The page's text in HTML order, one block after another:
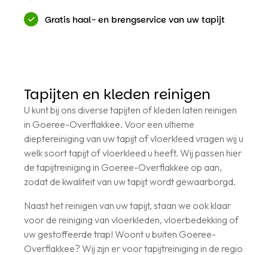
Gratis haal- en brengservice van uw tapijt
Tapijten en kleden reinigen
U kunt bij ons diverse tapijten of kleden laten reinigen
in Goeree-Overflakkee. Voor een ultieme
dieptereiniging van uw tapijt of vloerkleed vragen wij u
welk soort tapijt of vloerkleed u heeft. Wij passen hier
de tapijtreiniging in Goeree-Overflakkee op aan,
zodat de kwaliteit van uw tapijt wordt gewaarborgd.
Naast het reinigen van uw tapijt, staan we ook klaar
voor de reiniging van vloerkleden, vloerbedekking of
uw gestoffeerde trap! Woont u buiten Goeree-
Overflakkee? Wij zijn er voor tapijtreiniging in de regio